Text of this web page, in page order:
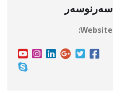
سەرنوسەر
Website: